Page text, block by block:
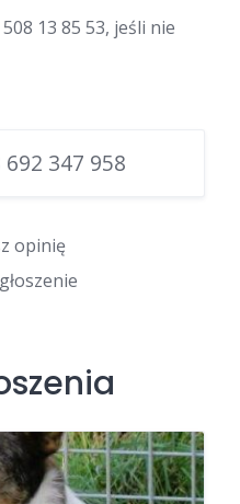
13 85 53, jeśli nie
692 347 958
opinię